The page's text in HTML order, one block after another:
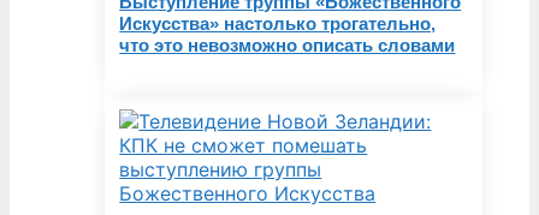
Искусства» настолько трогательно,
что это невозможно описать словами